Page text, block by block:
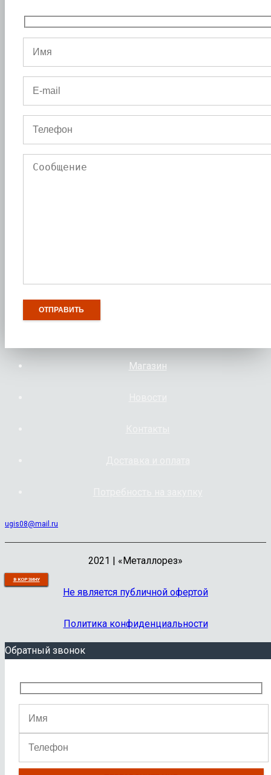
В КОРЗИНУ
В КОРЗИНУ
В КОРЗИНУ
В КОРЗИНУ
В КОРЗИНУ
В КОРЗИНУ
В КОРЗИНУ
В КОРЗИНУ
В КОРЗИНУ
В КОРЗИНУ
Магазин
ugis08@mail.ru
2021 | «Металлорез»
Не является публичной офертой
Политика конфиденциальности
Обратный звонок